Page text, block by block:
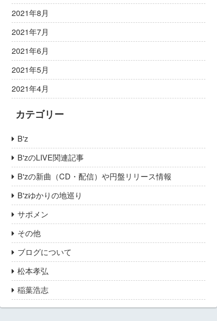
2021年8月
2021年7月
2021年6月
2021年5月
2021年4月
カテゴリー
B'z
B'zのLIVE関連記事
B'zの新曲（CD・配信）や円盤リリース情報
B'zゆかりの地巡り
サポメン
その他
ブログについて
松本孝弘
稲葉浩志